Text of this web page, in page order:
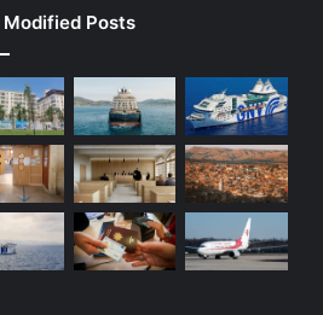
Modified Posts